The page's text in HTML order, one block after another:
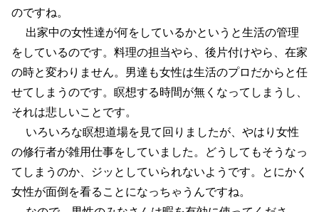
のですね。
出家中の女性達が何をしているかというと生活の管理
をしているのです。料理の担当やら、後片付けやら、在家
の時と変わりません。男達も女性は生活のプロだからと任
せてしまうのです。瞑想する時間が無くなってしまうし、
それは悲しいことです。
いろいろな瞑想道場を見て回りましたが、やはり女性
の修行者が雑用仕事をしていました。どうしてもそうなっ
てしまうのか、ジッとしていられないようです。とにかく
女性が面倒を看ることになっちゃうんですね。